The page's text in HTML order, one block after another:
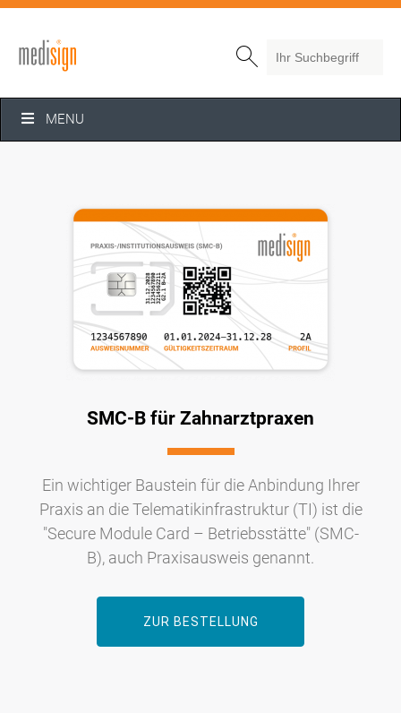
 Search
MENU
SMC-B für Zahnarztpraxen
Ein wichtiger Baustein für die Anbindung Ihrer
Praxis an die Telematikinfrastruktur (TI) ist die
"Secure Module Card – Betriebsstätte" (SMC-
B), auch Praxisausweis genannt.
ZUR BESTELLUNG